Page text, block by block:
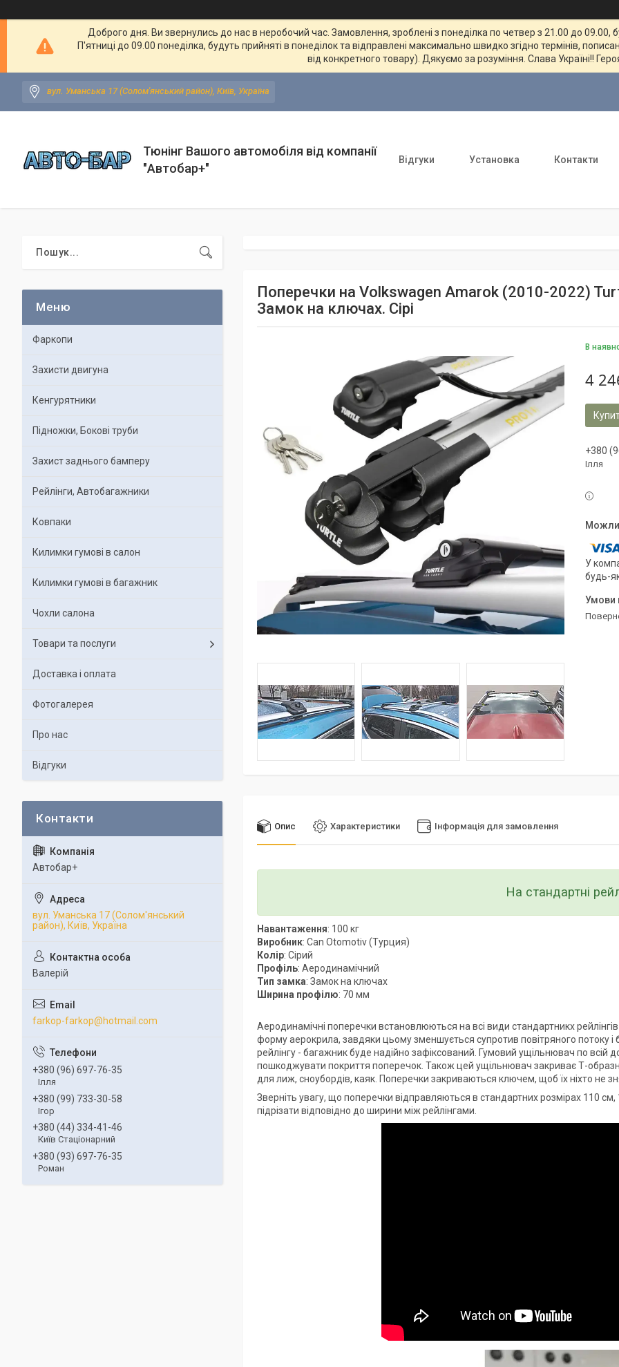
Доброго дня. Ви звернулись до нас в неробочий час. Замовлення, зроблені з понеділка по четвер з 21.00 до 09.00,
П'ятниці до 09.00 понеділка, будуть прийняті в понеділок та відправлені максимально швидко згідно термінів,
від конкретного товару). Дякуємо за розуміння. Слава Україні!!
вул. Уманська 17 (Солом'янський район), Київ, Україна
Тюнінг Вашого автомобіля від компанії
"Автобар+"
Відгуки Установка Контакти
Поперечки на Volkswagen Amarok (2010-2022)
Замок на ключах. Сірі
В
4
+380
Ілля
У
будь-
Опис Характеристики Інформація для замовлення
На стандартні
Навантаження: 100 кг
Виробник: Can Otomotiv (Турция)
Колір: Сірий
Профіль: Аеродинамічний
Тип замка: Замок на ключах
Ширина профілю: 70 мм
Аеродинамічні поперечки встановлюються на всі види стандартникх
форму аерокрила, завдяки цьому зменшується супротив повітряного потоку
рейлінгу - багажник буде надійно зафіксований. Гумовий ущільнювач по
пошкоджувати покриття поперечок. Також цей ущільнювач закриває Т-
для лиж, сноубордів, каяк. Поперечки закриваються ключем, щоб їх ніхто не
Зверніть увагу, що поперечки відправляються в стандартних розмірах 110
підрізати відповідно до ширини між рейлінгами.
Фаркопи
Захисти двигуна
Кенгурятники
Підножки, Бокові труби
Захист заднього бамперу
Рейлінги, Автобагажники
Ковпаки
Килимки гумові в салон
Килимки гумові в багажник
Чохли салона
Товари та послуги
Доставка і оплата
Фотогалерея
Про нас
Відгуки
Автобар+
вул. Уманська 17 (Солом'янський
район), Київ, Україна
Валерій
farkop-farkop@hotmail.com
+380 (96) 697-76-35
Ілля
+380 (99) 733-30-58
Ігор
+380 (44) 334-41-46
Київ Стаціонарний
+380 (93) 697-76-35
Роман